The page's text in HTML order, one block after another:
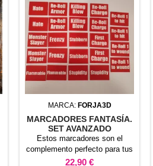
MARCA: FORJA3D
MARCADORES FANTASÍA.
SET AVANZADO
Estos marcadores son el
complemento perfecto para tus
partidas de fantasía. Impresos
Precio
22,90 €